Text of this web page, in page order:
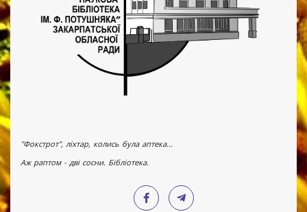
"Фокстрот", ліхтар, колись була аптека...
Аж раптом - дві сосни. Бібліотека.